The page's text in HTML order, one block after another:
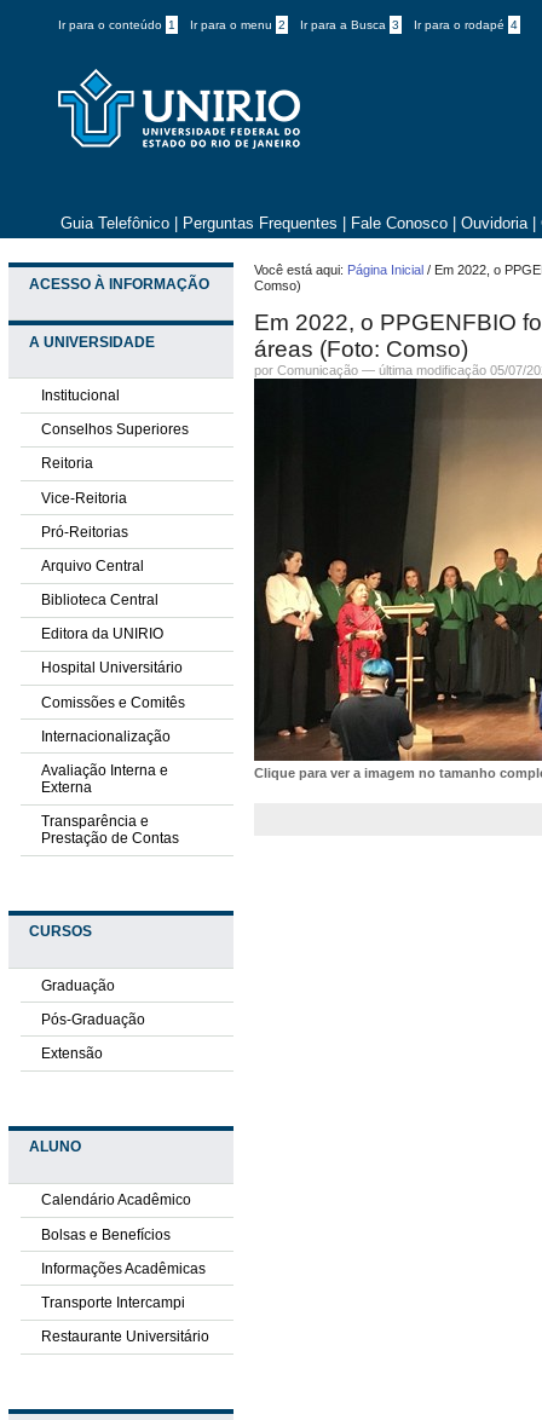
Ir para o conteúdo 1 Ir para o menu 2 Ir para a Busca 3 Ir para o rodapé 4
Guia Telefônico Perguntas Frequentes Fale Conosco Ouvidoria
ACESSO À INFORMAÇÃO
A UNIVERSIDADE
Institucional
Conselhos Superiores
Reitoria
Vice-Reitoria
Pró-Reitorias
Arquivo Central
Biblioteca Central
Editora da UNIRIO
Hospital Universitário
Comissões e Comitês
Internacionalização
Avaliação Interna e
Externa
Transparência e
Prestação de Contas
CURSOS
Graduação
Pós-Graduação
Extensão
ALUNO
Calendário Acadêmico
Bolsas e Benefícios
Informações Acadêmicas
Transporte Intercampi
Restaurante Universitário
Você está aqui: Página Inicial / Em 2022, o
Comso)
Em 2022, o PPGENFBIO
áreas (Foto: Comso)
porComunicação —última modificação 05/07/
Clique para ver a imagem no tamanho